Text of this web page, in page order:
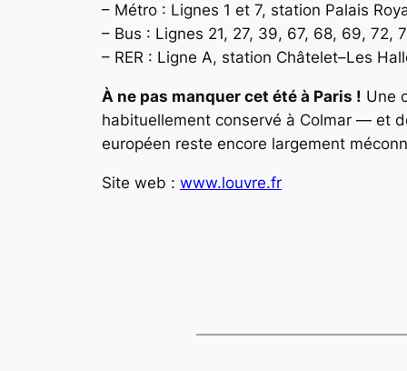
– Métro : Lignes 1 et 7, station Palais
– Bus : Lignes 21, 27, 39, 67, 68, 69, 72,
– RER : Ligne A, station Châtelet–Les
À ne pas manquer cet été à Paris ! Une
habituellement conservé à Colmar — et
européen reste encore largement
Site web : www.louvre.fr